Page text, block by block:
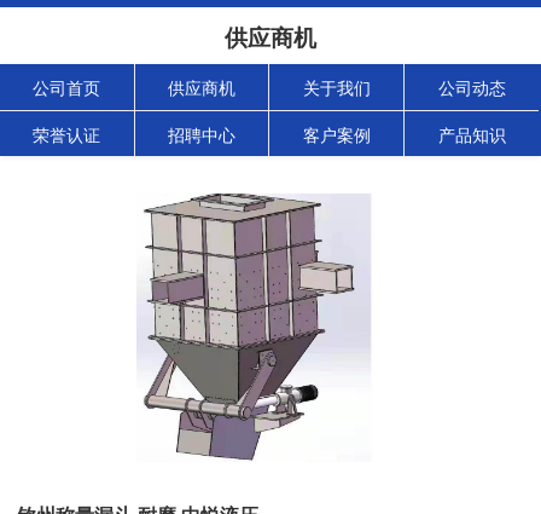
供应商机
公司首页 供应商机 关于我们 公司动态
荣誉认证 招聘中心 客户案例 产品知识